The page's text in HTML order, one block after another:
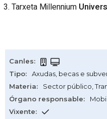
Tarxeta Millennium
Canles:
Tipo: Axudas, becas e
Materia: Sector público ,
Órgano responsable:
Vixente: